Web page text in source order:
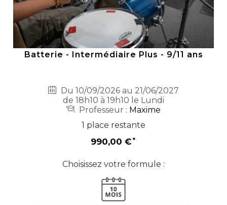
Batterie - Intermédiaire Plus - 9/11 ans
Du 10/09/2026 au 21/06/2027
de 18h10 à 19h10 le Lundi
Professeur : Maxime
1 place restante
990,00 €
Choisissez votre formule :